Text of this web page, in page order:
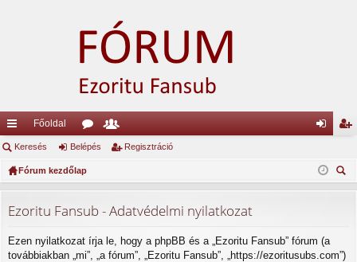
yo
rs
ke
k
Főoldal
ór
u
ok
ag
ép is
Keresés Belépés Regisztráció
Fórum kezdőlap
Ezoritu Fansub - Adatvédelmi nyilatkozat
Ezen nyilatkozat írja le, hogy a phpBB és a „Ezoritu Fansub” fórum (a
továbbiakban „mi”, „a fórum”, „Ezoritu Fansub”, „https://ezoritusubs.com”)